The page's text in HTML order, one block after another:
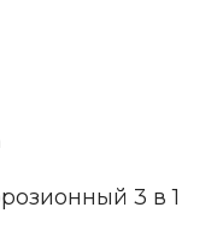
3 в 1